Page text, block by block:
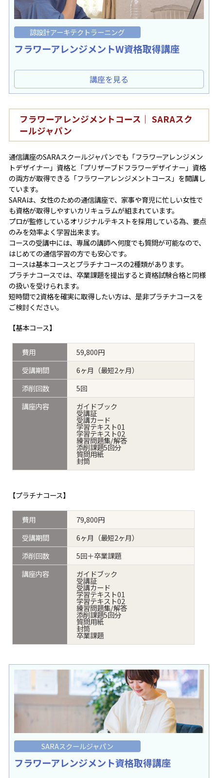
諒設計アーキテクトラーニング
フラワーアレンジメントW資格取得講座
講座を見る
フラワーアレンジメントコース｜ SARAスク
ールジャパン
通信講座のSARAスクールジャパンでも「フラワーアレンジメン
トデザイナー」資格と「プリザーブドフラワーデザイナー」資格
の両方が取得できる「フラワーアレンジメントコース」を開講し
ています。
SARAは、女性のための通信講座で、家事や育児に忙しい女性で
も資格が取得しやすいカリキュラムが組まれています。
プロが監修しているオリジナルテキストを採用している為、要点
のみを効率よく学習出来ます。
コースの受講中には、専属の講師へ何度でも質問が可能なので、
はじめての通信学習の方でも安心です。
コースは基本コースとプラチナコースの2種類があります。
プラチナコースでは、卒業課題を提出すると資格試験合格と同様
の扱いを受けられます。
短時間で2資格を確実に取得したい方は、是非プラチナコースを
ご検討ください。
【基本コース】
費用
59,800円
受講期間
6ヶ月（最短2ヶ月）
添削回数
5回
講座内容
ガイドブック
受講証
受講カード
学習テキスト01
学習テキスト02
練習問題集/解答
添削課題5回分
質問用紙
封筒
【プラチナコース】
費用
79,800円
受講期間
6ヶ月（最短2ヶ月）
添削回数
5回＋卒業課題
講座内容
ガイドブック
受講証
受講カード
学習テキスト01
学習テキスト02
練習問題集/解答
添削課題5回分
質問用紙
封筒
卒業課題
SARAスクールジャパン
フラワーアレンジメント資格取得講座